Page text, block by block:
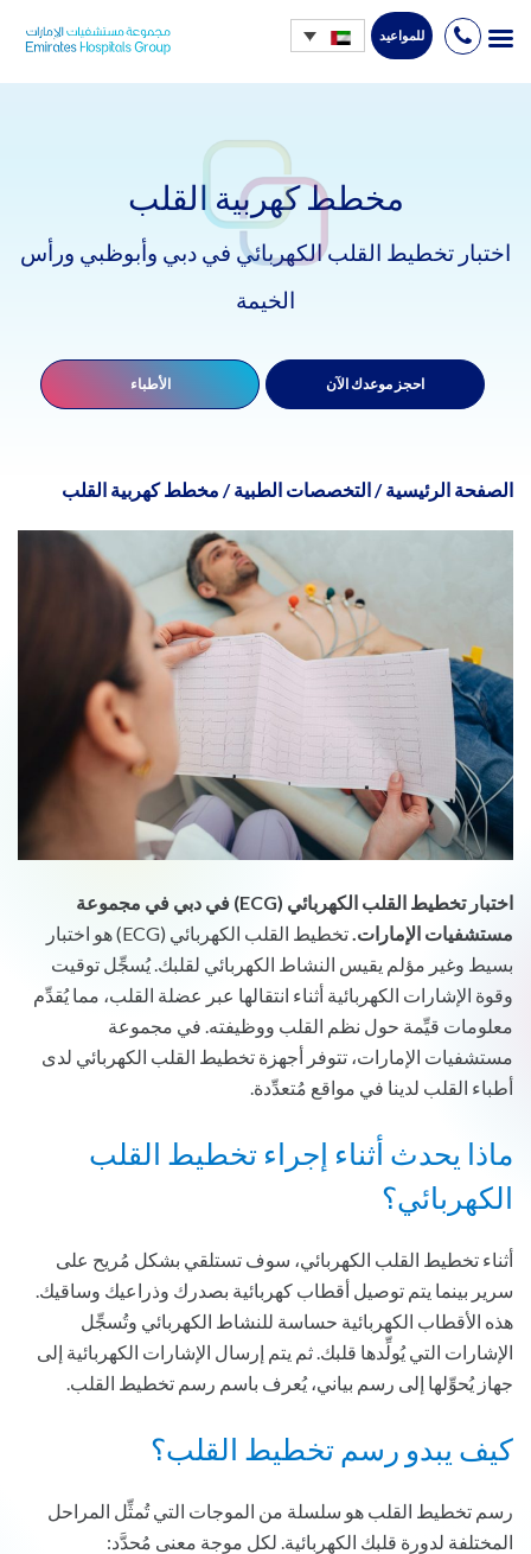
Skip
للمواعيد
مخطط كهربية القلب
اختبار تخطيط القلب الكهربائي في دبي وأبوظبي ورأس
الخيمة
احجز موعدك الآن الأطباء
الصفحة الرئيسية /التخصصات الطبية / مخطط كهربية القلب
اختبار تخطيط القلب الكهربائي (ECG) في دبي في مجموعة
مستشفيات الإمارات.
تخطيط القلب الكهربائي (ECG) هو اختبار
بسيط وغير مؤلم يقيس النشاط الكهربائي لقلبك. يُسجِّل توقيت
وقوة الإشارات الكهربائية أثناء انتقالها عبر عضلة القلب، مما يُقدِّم
معلومات قيِّمة حول نظم القلب ووظيفته. في مجموعة
مستشفيات الإمارات، تتوفر أجهزة تخطيط القلب الكهربائي لدى
أطباء القلب لدينا في مواقع مُتعدِّدة.
ماذا يحدث أثناء إجراء تخطيط القلب
الكهربائي؟
أثناء تخطيط القلب الكهربائي، سوف تستلقي بشكل مُريح على
سرير بينما يتم توصيل أقطاب كهربائية بصدرك وذراعيك وساقيك.
هذه الأقطاب الكهربائية حساسة للنشاط الكهربائي وتُسجِّل
الإشارات التي يُولِّدها قلبك. ثم يتم إرسال الإشارات الكهربائية إلى
جهاز يُحوِّلها إلى رسم بياني، يُعرف باسم رسم تخطيط القلب.
كيف يبدو رسم تخطيط القلب؟
رسم تخطيط القلب هو سلسلة من الموجات التي تُمثِّل المراحل
المختلفة لدورة قلبك الكهربائية. لكل موجة معنى مُحدَّد: